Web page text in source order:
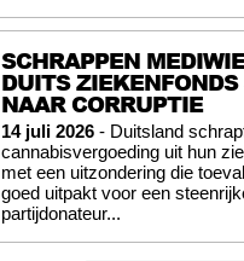
SCHRAPPEN
DUITS
NAAR CORRUPTIE
14 juli 2026 - Duitsland
cannabisvergoeding uit hun
met een uitzondering die
goed uitpakt voor een
partijdonateur...